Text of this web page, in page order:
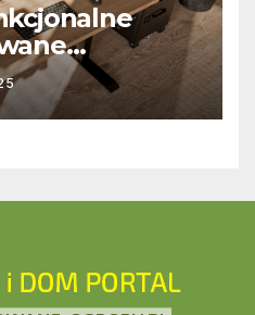
o
pracy